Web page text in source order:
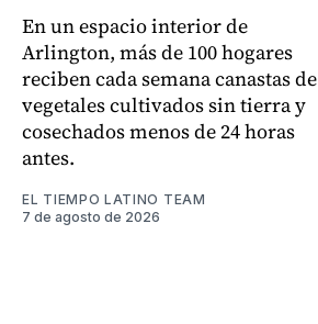
En un espacio interior de
Arlington, más de 100 hogares
reciben cada semana canastas de
vegetales cultivados sin tierra y
cosechados menos de 24 horas
antes.
EL TIEMPO LATINO TEAM
7 de agosto de 2026